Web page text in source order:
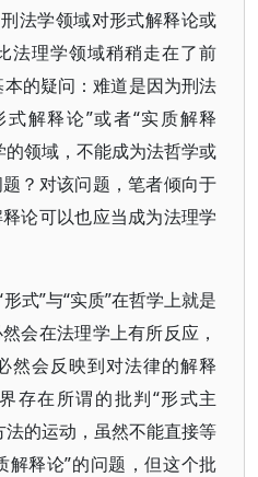
法学领域对形式解释论或
法理学领域稍稍走在了前
的疑问：难道是因为刑法
解释论”或者“实质解释
领域，不能成为法哲学或
？对该问题，笔者倾向于
论可以也应当成为法理学
式”与“实质”在哲学上就是
会在法理学上有所反应，
然会反映到对法律的解释
存在所谓的批判“形式主
法的运动，虽然不能直接等
解释论”的问题，但这个批